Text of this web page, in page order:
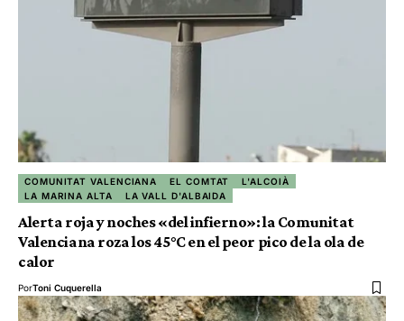
COMUNITAT VALENCIANA EL COMTAT
L'ALCOIÀ
LA MARINA ALTA
LA VALL D'ALBAIDA
Alerta roja y noches «del infierno»: la Comunitat
Valenciana roza los 45°C en el peor pico de la ola de
calor
PorToni Cuquerella